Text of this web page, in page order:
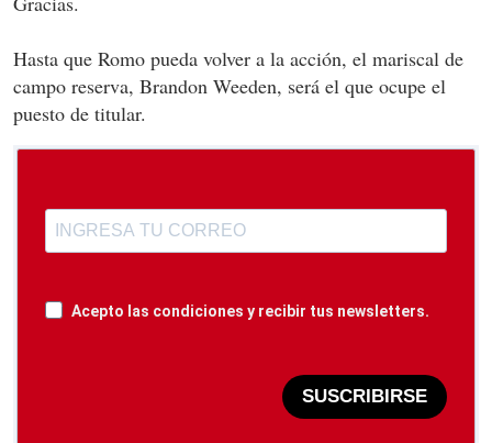
Hasta que Romo pueda volver a la acción, el mariscal de
campo reserva, Brandon Weeden, será el que ocupe el
puesto de titular.
Acepto las condiciones y recibir tus newsletters.
SUSCRIBIRSE